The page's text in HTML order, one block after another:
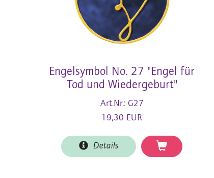
Engelsymbol No. 27 "Engel für
Tod und Wiedergeburt"
Art.Nr.: G27
19,30 EUR
Details